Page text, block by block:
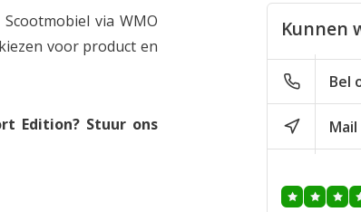
via WMO
voor product en
Edition? Stuur ons
700E Sport
Geplaatst op
Joan Wilp
daar heen
voorraad is
Kunnen
Bel